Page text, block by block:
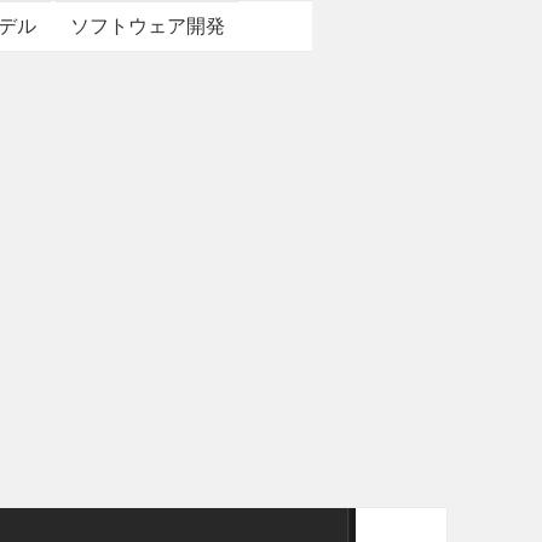
ル ソフトウェア開発